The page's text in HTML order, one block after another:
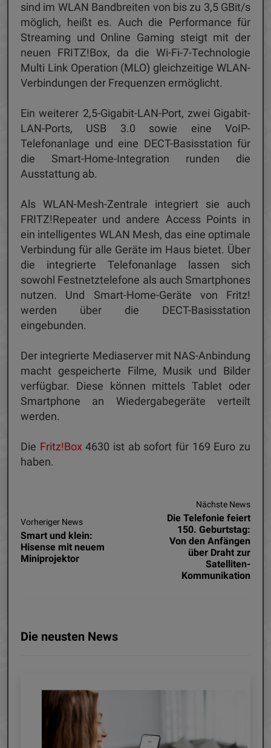
sind im WLAN Bandbreiten von bis zu 3,5 GBit/s
möglich, heißt es. Auch die Performance für
Streaming und Online Gaming steigt mit der
neuen FRITZ!Box, da die Wi-Fi-7-Technologie
Multi Link Operation (MLO) gleichzeitige WLAN-
Verbindungen der Frequenzen ermöglicht.
Ein weiterer 2,5-Gigabit-LAN-Port, zwei Gigabit-
LAN-Ports, USB 3.0 sowie eine VoIP-
Telefonanlage und eine DECT-Basisstation für
die Smart-Home-Integration runden die
Ausstattung ab.
Als WLAN-Mesh-Zentrale integriert sie auch
FRITZ!Repeater und andere Access Points in
ein intelligentes WLAN Mesh, das eine optimale
Verbindung für alle Geräte im Haus bietet. Über
die integrierte Telefonanlage lassen sich
sowohl Festnetztelefone als auch Smartphones
nutzen. Und Smart-Home-Geräte von Fritz!
werden über die DECT-Basisstation
eingebunden.
Der integrierte Mediaserver mit NAS-Anbindung
macht gespeicherte Filme, Musik und Bilder
verfügbar. Diese können mittels Tablet oder
Smartphone an Wiedergabegeräte verteilt
werden.
Die Fritz!Box4630 ist ab sofort für 169 Euro zu
haben.
Vorheriger News
Smart und klein:
Hisense mit neuem
Miniprojektor
Nächste News
Die Telefonie feiert
150. Geburtstag:
Von den Anfängen
über Draht zur
Satelliten-
Kommunikation
Die neusten News